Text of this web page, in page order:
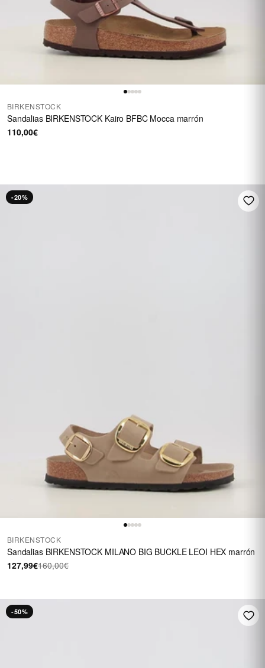
BIRKENSTOCK
Sandalias BIRKENSTOCK Kairo BFBC Mocca marrón
110,00€
-20%
BIRKENSTOCK
Sandalias BIRKENSTOCK MILANO BIG BUCKLE LEOI HEX marrón
127,99€160,00€
-50%